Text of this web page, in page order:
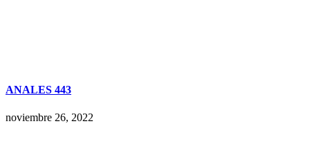
ANALES 443
noviembre 26, 2022